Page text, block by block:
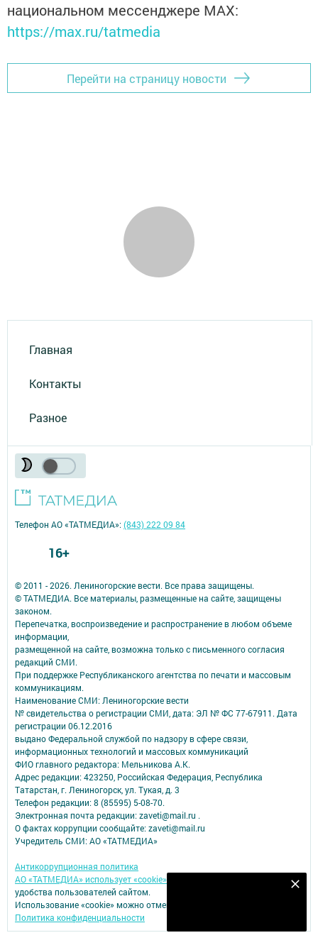
национальном мессенджере MАХ:
https://max.ru/tatmedia
Перейти на страницу новости
Главная
Контакты
Разное
© 2011 - 2026. Лениногорские вести. Все права защищены.
© ТАТМЕДИА. Все материалы, размещенные на сайте, защищены
законом.
Перепечатка, воспроизведение и распространение в любом объеме
информации,
размещенной на сайте, возможна только с письменного согласия
редакций СМИ.
При поддержке Республиканского агентства по печати и массовым
коммуникациям.
Наименование СМИ: Лениногорские вести
№ свидетельства о регистрации СМИ, дата: ЭЛ № ФС 77-67911. Дата
регистрации 06.12.2016
выдано Федеральной службой по надзору в сфере связи,
информационных технологий и массовых коммуникаций
ФИО главного редактора: Мельникова А.К.
Адрес редакции: 423250, Российская Федерация, Республика
Татарстан, г. Лениногорск, ул. Тукая, д. 3
Телефон редакции: 8 (85595) 5-08-70.
Электронная почта редакции: zaveti@mail.ru .
О фактах коррупции сообщайте: zaveti@mail.ru
Учредитель СМИ: АО «ТАТМЕДИА»
Антикоррупционная политика
АО «ТАТМЕДИА» использует «cookie» для персонализации сервисов и
удобства пользователей сайтом.
Использование «cookie» можно отменить в настройках браузера.
Политика конфиденциальности
Телефон АО «ТАТМЕДИА»:(843) 222 09 84
16+